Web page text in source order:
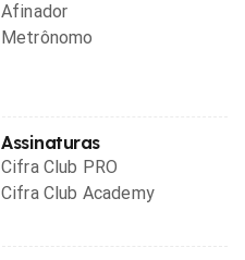
Afinador
Metrônomo
Assinaturas
Cifra Club PRO
Cifra Club Academy